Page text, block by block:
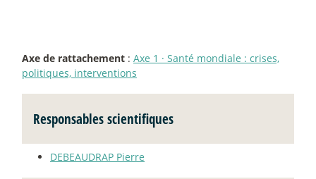
Axe de rattachement : Axe 1 · Santé mondiale : crises,
politiques, interventions
Responsables scientifiques
DEBEAUDRAP Pierre